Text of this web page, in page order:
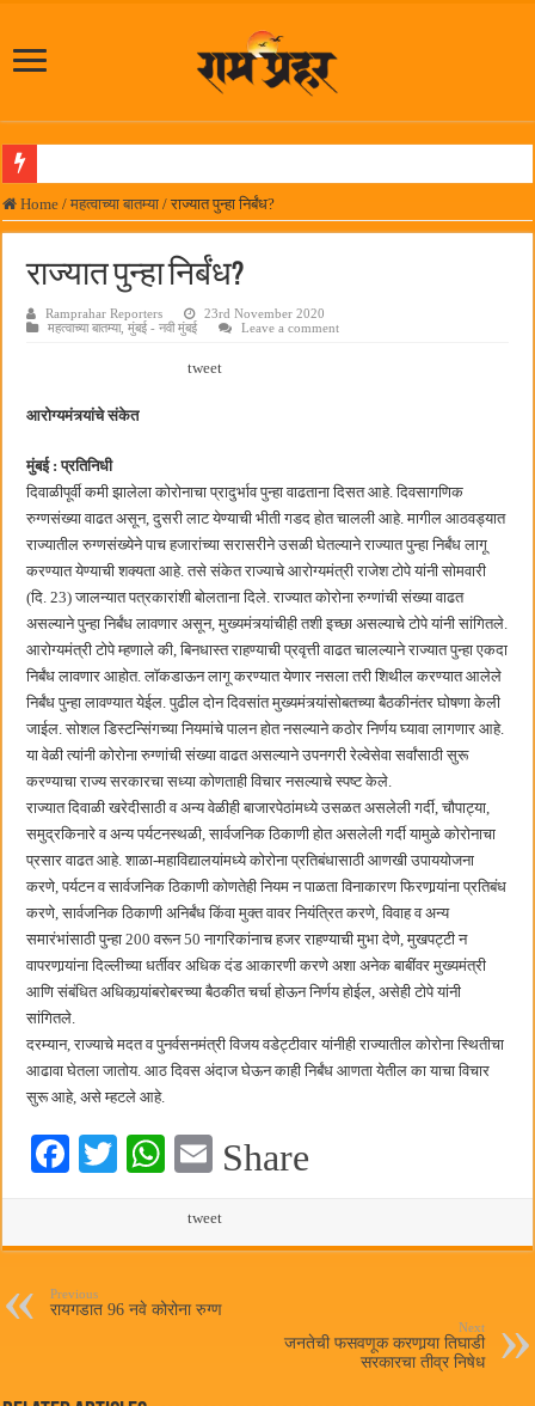
पनवेलमध्ये महारोजगार मेळाव्यास उत्स्फूर्त प्रतिसाद
आमदार प्रशांत ठाकूर यांच्या उपस्थितीत विद्यार्थ्यांना रेनकोट, शिक्षकांना छत्री वाटप
लोकनेते रामशेठ ठाकूर समाजसेवेतील हिरा -आमदार रविशेठ पाटील
जनार्दन भगत शिक्षण प्रसारक संस्थेच्या मुख्य प्रशासकीय कार्यालयासह भव्य मूट कोर्टचे बुधवारी
पालेखुर्द येथील जि.प. शाळेच्या नूतन इमारतीचे लोकनेते रामशेठ ठाकूर यांच्या उद्घाटन
हर घर तिरंगा अभियानासंदर्भात पनवेलमध्ये बैठक
Home / महत्वाच्या बातम्या / राज्यात पुन्हा निर्बंध?
राज्यात पुन्हा निर्बंध?
Ramprahar Reporters
23rd November 2020
महत्वाच्या बातम्या,मुंबई - नवी मुंबई Leave a comment
tweet
आरोग्यमंत्र्यांचे संकेत
मुंबई : प्रतिनिधी
दिवाळीपूर्वी कमी झालेला कोरोनाचा प्रादुर्भाव पुन्हा वाढताना दिसत आहे. दिवसागणिक
रुग्णसंख्या वाढत असून, दुसरी लाट येण्याची भीती गडद होत चालली आहे. मागील आठवड्यात
राज्यातील रुग्णसंख्येने पाच हजारांच्या सरासरीने उसळी घेतल्याने राज्यात पुन्हा निर्बंध लागू
करण्यात येण्याची शक्यता आहे. तसे संकेत राज्याचे आरोग्यमंत्री राजेश टोपे यांनी सोमवारी
(दि. 23) जालन्यात पत्रकारांशी बोलताना दिले. राज्यात कोरोना रुग्णांची संख्या वाढत
असल्याने पुन्हा निर्बंध लावणार असून, मुख्यमंत्र्यांचीही तशी इच्छा असल्याचे टोपे यांनी सांगितले.
आरोग्यमंत्री टोपे म्हणाले की, बिनधास्त राहण्याची प्रवृत्ती वाढत चालल्याने राज्यात पुन्हा एकदा
निर्बंध लावणार आहोत. लॉकडाऊन लागू करण्यात येणार नसला तरी शिथील करण्यात आलेले
निर्बंध पुन्हा लावण्यात येईल. पुढील दोन दिवसांत मुख्यमंत्र्यांसोबतच्या बैठकीनंतर घोषणा केली
जाईल. सोशल डिस्टन्सिंगच्या नियमांचे पालन होत नसल्याने कठोर निर्णय घ्यावा लागणार आहे.
या वेळी त्यांनी कोरोना रुग्णांची संख्या वाढत असल्याने उपनगरी रेल्वेसेवा सर्वांसाठी सुरू
करण्याचा राज्य सरकारचा सध्या कोणताही विचार नसल्याचे स्पष्ट केले.
राज्यात दिवाळी खरेदीसाठी व अन्य वेळीही बाजारपेठांमध्ये उसळत असलेली गर्दी, चौपाट्या,
समुद्रकिनारे व अन्य पर्यटनस्थळी, सार्वजनिक ठिकाणी होत असलेली गर्दी यामुळे कोरोनाचा
प्रसार वाढत आहे. शाळा-महाविद्यालयांमध्ये कोरोना प्रतिबंधासाठी आणखी उपाययोजना
करणे, पर्यटन व सार्वजनिक ठिकाणी कोणतेही नियम न पाळता विनाकारण फिरणार्‍यांना प्रतिबंध
करणे, सार्वजनिक ठिकाणी अनिर्बंध किंवा मुक्त वावर नियंत्रित करणे, विवाह व अन्य
समारंभांसाठी पुन्हा 200 वरून 50 नागरिकांनाच हजर राहण्याची मुभा देणे, मुखपट्टी न
वापरणार्‍यांना दिल्लीच्या धर्तीवर अधिक दंड आकारणी करणे अशा अनेक बाबींवर मुख्यमंत्री
आणि संबंधित अधिकार्‍यांबरोबरच्या बैठकीत चर्चा होऊन निर्णय होईल, असेही टोपे यांनी
सांगितले.
दरम्यान, राज्याचे मदत व पुनर्वसनमंत्री विजय वडेट्टीवार यांनीही राज्यातील कोरोना स्थितीचा
आढावा घेतला जातोय. आठ दिवस अंदाज घेऊन काही निर्बंध आणता येतील का याचा विचार
सुरू आहे, असे म्हटले आहे.
Fa T
W
ts
pp
E
ail
Share
tweet
Previous
रायगडात 96 नवे कोरोना रुग्ण
Next
जनतेची फसवणूक करणार्‍या तिघाडी
सरकारचा तीव्र निषेध